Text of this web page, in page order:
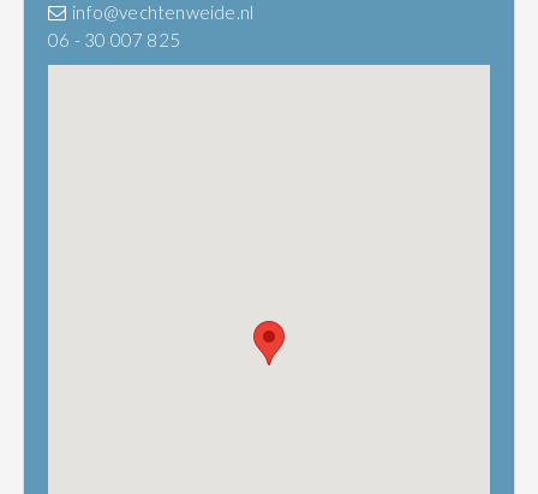
info@vechtenweide.nl
06 - 30 007 825